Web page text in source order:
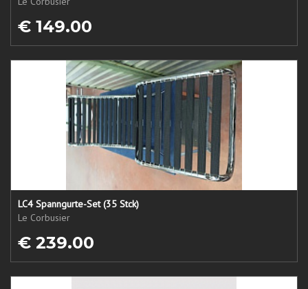
€ 149.00
LC4 Spanngurte-Set (35 Stck)
Le Corbusier
€ 239.00